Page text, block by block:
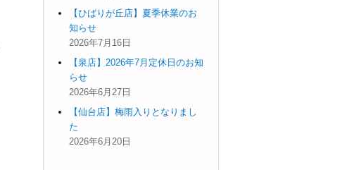
【ひばりが丘店】夏季休業のお
知らせ
2026年7月16日
【泉店】2026年7月定休日のお知
らせ
2026年6月27日
【仙台店】梅雨入りとなりまし
た
2026年6月20日